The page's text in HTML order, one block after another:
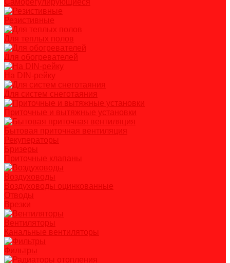
Саморегулирующиеся
Резистивные
Для теплых полов
Для обогревателей
На DIN-рейку
Для систем снеготаяния
Приточные и вытяжные установки
Бытовая приточная вентиляция
Рекуператоры
Бризеры
Приточные клапаны
Воздуховоды
Воздуховоды оцинкованные
Отводы
Врезки
Вентиляторы
Канальные вентиляторы
Фильтры